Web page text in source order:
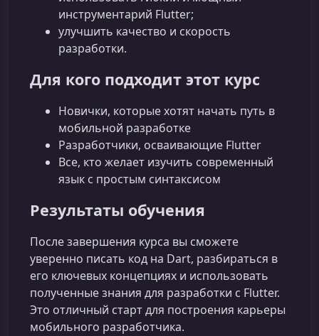
инструментарий Flutter;
улучшить качество и скорость
разработки.
Для кого подходит этот курс
Новички, которые хотят начать путь в
мобильной разработке
Разработчики, осваивающие Flutter
Все, кто желает изучить современный
язык с простым синтаксисом
Результаты обучения
После завершения курса вы сможете
уверенно писать код на Dart, разбираться в
его ключевых концепциях и использовать
полученные знания для разработки с Flutter.
Это отличный старт для построения карьеры
мобильного разработчика.